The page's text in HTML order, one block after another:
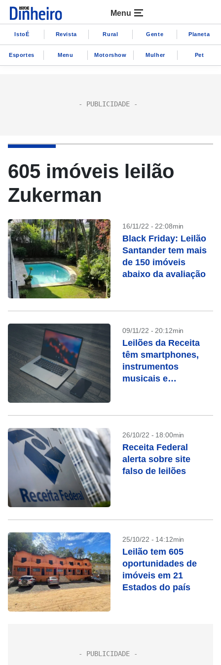
Menu
IstoÉ Revista Rural Gente Planeta
Esportes Menu Motorshow Mulher Pet
605 imóveis leilão
Zukerman
16/11/22 - 22:08min
Black Friday: Leilão
Santander tem mais
de 150 imóveis
abaixo da avaliação
09/11/22 - 20:12min
Leilões da Receita
têm smartphones,
instrumentos
musicais e
26/10/22 - 18:00min
Receita Federal
alerta sobre site
falso de leilões
25/10/22 - 14:12min
Leilão tem 605
oportunidades de
imóveis em 21
Estados do país